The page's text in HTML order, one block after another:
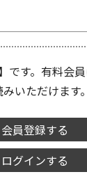
です。有料会
いただけます。
会員登録する
ログインする